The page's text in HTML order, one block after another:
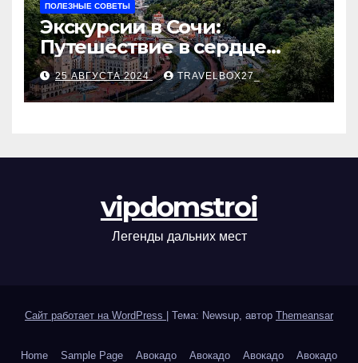
ПОЛЕЗНЫЕ СОВЕТЫ
Экскурсии в Сочи:
Путешествие в сердце
Черноморского курорта
25 АВГУСТА 2024 TRAVELBOX27_
vipdomstroi
Легенды дальних мест
Сайт работает на WordPress | Тема: Newsup, автор Themeansar
Home Sample Page Авокадо Авокадо Авокадо Авокадо